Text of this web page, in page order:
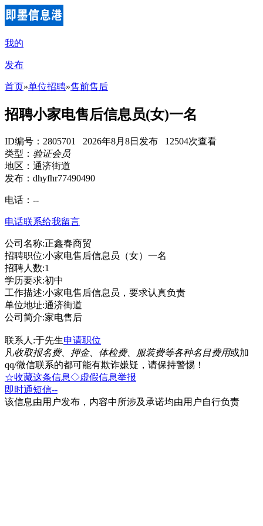
我的
发布
首页»单位招聘»售前售后
招聘小家电售后信息员(女)一名
ID编号：2805701 2026年8月8日发布 12504次查看
类型： 验证会员
地区：通济街道
发布：dhyfhr77490490
电话： --
电话联系给我留言
公司名称:正鑫春商贸
招聘职位:小家电售后信息员（女）一名
招聘人数:1
学历要求:初中
工作描述:小家电售后信息员，要求认真负责
单位地址:通济街道
公司简介:家电售后
联系人:于先生申请职位
凡收取报名费、押金、体检费、服装费等各种名目费用或加
qq/微信联系的都可能有欺诈嫌疑，请保持警惕！
☆收藏这条信息◇虚假信息举报
即时通短信--
该信息由用户发布，内容中所涉及承诺均由用户自行负责